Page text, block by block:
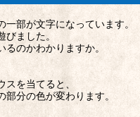
部が文字になっています。
ました。
のかわかりますか。
を当てると、
分の色が変わります。